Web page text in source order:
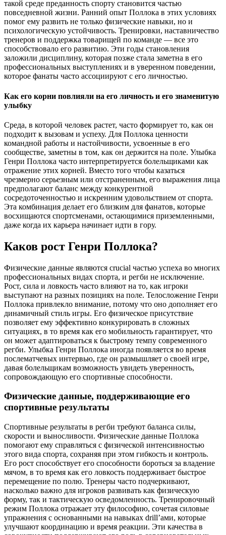
такой среде преданность спорту становится частью
повседневной жизни. Ранний опыт Поллока в этих условиях
помог ему развить не только физические навыки, но и
психологическую устойчивость. Тренировки, наставничество
тренеров и поддержка товарищей по команде — все это
способствовало его развитию. Эти годы становления
заложили дисциплину, которая позже стала заметна в его
профессиональных выступлениях и в уверенном поведении,
которое фанаты часто ассоциируют с его личностью.
Как его корни повлияли на его личность и его знаменитую
улыбку
Среда, в которой человек растет, часто формирует то, как он
подходит к вызовам и успеху. Для Поллока ценности
командной работы и настойчивости, усвоенные в его
сообществе, заметны в том, как он держится на поле. Улыбка
Генри Поллока часто интерпретируется болельщиками как
отражение этих корней. Вместо того чтобы казаться
чрезмерно серьезным или отстраненным, его выражения лица
предполагают баланс между конкурентной
сосредоточенностью и искренним удовольствием от спорта.
Эта комбинация делает его близким для фанатов, которые
восхищаются спортсменами, остающимися приземленными,
даже когда их карьера начинает идти в гору.
Каков рост Генри Поллока?
Физические данные являются crucial частью успеха во многих
профессиональных видах спорта, и регби не исключение.
Рост, сила и ловкость часто влияют на то, как игроки
выступают на разных позициях на поле. Телосложение Генри
Поллока привлекло внимание, потому что оно дополняет его
динамичный стиль игры. Его физическое присутствие
позволяет ему эффективно конкурировать в сложных
ситуациях, в то время как его мобильность гарантирует, что
он может адаптироваться к быстрому темпу современного
регби. Улыбка Генри Поллока иногда появляется во время
послематчевых интервью, где он размышляет о своей игре,
давая болельщикам возможность увидеть уверенность,
сопровождающую его спортивные способности.
Физические данные, поддерживающие его
спортивные результаты
Спортивные результаты в регби требуют баланса силы,
скорости и выносливости. Физические данные Поллока
помогают ему справляться с физической интенсивностью
этого вида спорта, сохраняя при этом гибкость и контроль.
Его рост способствует его способности бороться за владение
мячом, в то время как его ловкость поддерживает быстрое
перемещение по полю. Тренеры часто подчеркивают,
насколько важно для игроков развивать как физическую
форму, так и тактическую осведомленность. Тренировочный
режим Поллока отражает эту философию, сочетая силовые
упражнения с основанными на навыках drill’ами, которые
улучшают координацию и время реакции. Эти качества в